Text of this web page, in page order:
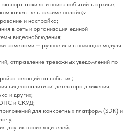
архива и поиск событий в архиве;
качестве в режиме онлайн;v
и настройка;
в сеть и организация единой
видеонаблюдения;
камерами — ручное или с помощью модуля
отправление тревожных уведомлений по
реакций на события;
видеоаналитики: детектора движения,
и других;
ОПС и СКУД;
для конкретных платформ (SDK) и
других производителей.